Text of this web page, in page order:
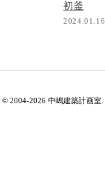
初釜
2024.01.16
© 2004-2026 中嶋建築計画室.